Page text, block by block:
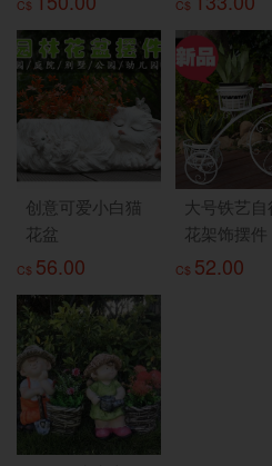
C$ C$
创意可爱小白猫
花盆
C$ 56.00
大号铁艺自
花架饰摆件
C$ 52.00